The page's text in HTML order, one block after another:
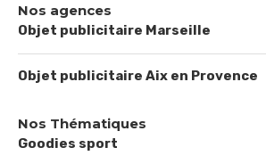
Nos agences
Objet publicitaire Marseille
Objet publicitaire Aix en Provence
Nos Thématiques
Goodies sport